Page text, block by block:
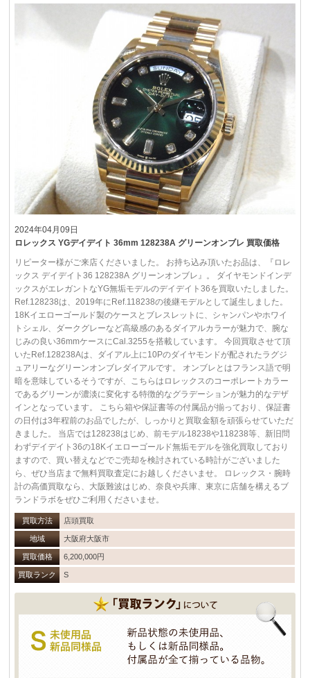
2024年04月09日
ロレックス YGデイデイト 36mm 128238A グリーンオンブレ 買取価格
リピーター様がご来店くださいました。 お持ち込み頂いたお品は、『ロレ
ックス デイデイト36 128238A グリーンオンブレ』。 ダイヤモンドインデ
ックスがエレガントなYG無垢モデルのデイデイト36を買取いたしました。
Ref.128238は、2019年にRef.118238の後継モデルとして誕生しました。
18Kイエローゴールド製のケースとブレスレットに、シャンパンやホワイ
トシェル、ダークグレーなど高級感のあるダイアルカラーが魅力で、腕な
じみの良い36mmケースにCal.3255を搭載しています。 今回買取させて頂
いたRef.128238Aは、ダイアル上に10Pのダイヤモンドが配されたラグジ
ュアリーなグリーンオンブレダイアルです。 オンブレとはフランス語で明
暗を意味しているそうですが、こちらはロレックスのコーポレートカラー
であるグリーンが濃淡に変化する特徴的なグラデーションが魅力的なデザ
インとなっています。 こちら箱や保証書等の付属品が揃っており、保証書
の日付は3年程前のお品でしたが、しっかりと買取金額を頑張らせていただ
きました。 当店では128238はじめ、前モデル18238や118238等、新旧問
わずデイデイト36の18Kイエローゴールド無垢モデルを強化買取しており
ますので、買い替えなどでご売却を検討されている時計がございました
ら、ぜひ当店まで無料買取査定にお越しくださいませ。 ロレックス・腕時
計の高価買取なら、大阪難波はじめ、奈良や兵庫、東京に店舗を構えるブ
ランドラボをぜひご利用くださいませ。
買取方法 店頭買取
地域 大阪府大阪市
買取価格 6,200,000円
買取ランク S